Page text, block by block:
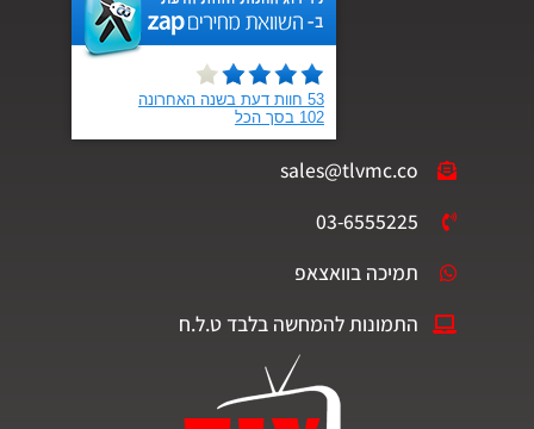
sales@tlvmc.co
03-6555225
תמיכה בוואצאפ
התמונות להמחשה בלבד ט.ל.ח